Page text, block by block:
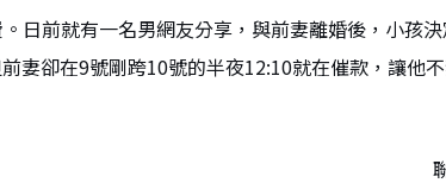
日前就有一名男網友分享，與前妻離婚後，小孩
妻卻在9號剛跨10號的半夜12:10就在催款，讓他